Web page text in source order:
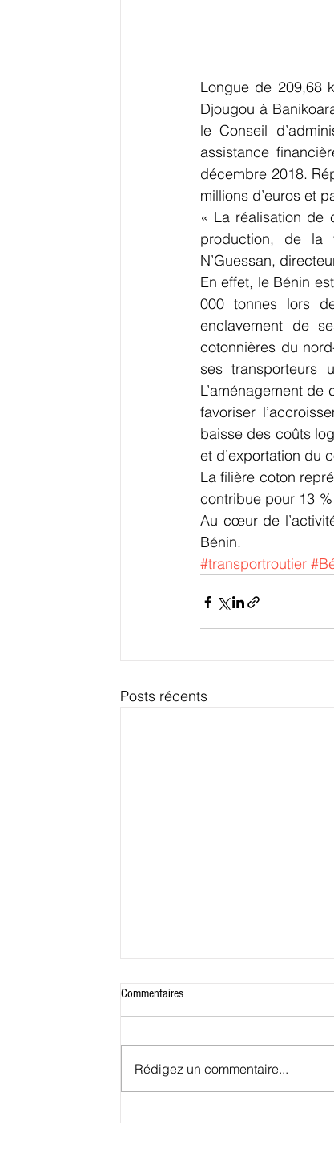
Longue de 209,68
Djougou à
le Conseil
assistance
décembre 2018.
millions d’euros et
« La réalisation de
production, de la
N’Guessan,
En effet, le Bénin
000 tonnes lors
enclavement de
cotonnières du
ses transporteurs
L’aménagement
favoriser
baisse des coûts
et d’exportation du
La filière coton
contribue pour 13
Au cœur de
Bénin.
#transportroutier
Posts récents
Commentaires
Rédigez un commentaire...